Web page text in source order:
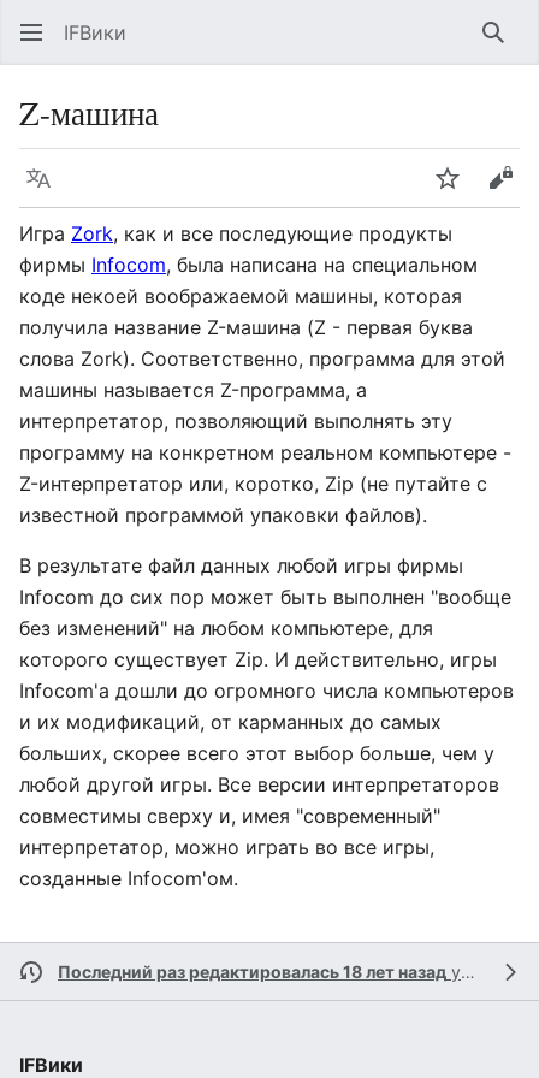
IFВики
Z-машина
Язык Следить
Игра Zork, как и все последующие продукты
фирмы Infocom, была написана на специальном
коде некоей воображаемой машины, которая
получила название Z-машина (Z - первая буква
слова Zork). Соответственно, программа для этой
машины называется Z-программа, а
интерпретатор, позволяющий выполнять эту
программу на конкретном реальном компьютере -
Z-интерпретатор или, коротко, Zip (не путайте с
известной программой упаковки файлов).
В результате файл данных любой игры фирмы
Infocom до сих пор может быть выполнен "вообще
без изменений" на любом компьютере, для
которого существует Zip. И действительно, игры
Infocom'а дошли до огромного числа компьютеров
и их модификаций, от карманных до самых
больших, скорее всего этот выбор больше, чем у
любой другой игры. Все версии интерпретаторов
совместимы сверху и, имея "современный"
интерпретатор, можно играть во все игры,
созданные Infocom'ом.
Последний раз редактировалась 18 лет назад участником
IFВики